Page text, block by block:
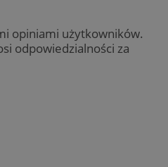
opiniami użytkowników.
odpowiedzialności za